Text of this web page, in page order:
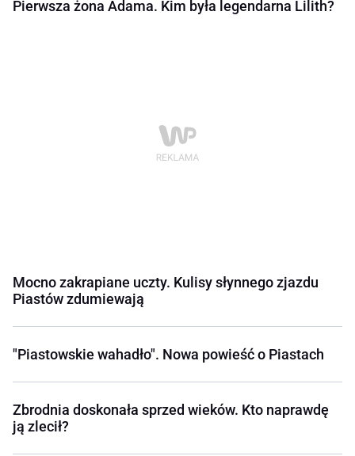
Pierwsza żona Adama. Kim była legendarna Lilith?
Mocno zakrapiane uczty. Kulisy słynnego zjazdu
Piastów zdumiewają
"Piastowskie wahadło". Nowa powieść o Piastach
Zbrodnia doskonała sprzed wieków. Kto naprawdę
ją zlecił?